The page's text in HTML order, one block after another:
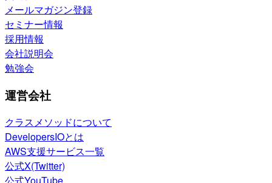
メールマガジン登録
セミナー情報
採用情報
会社説明会
勉強会
運営会社
クラスメソッドについて
DevelopersIOとは
AWS支援サービス一覧
公式X(Twitter)